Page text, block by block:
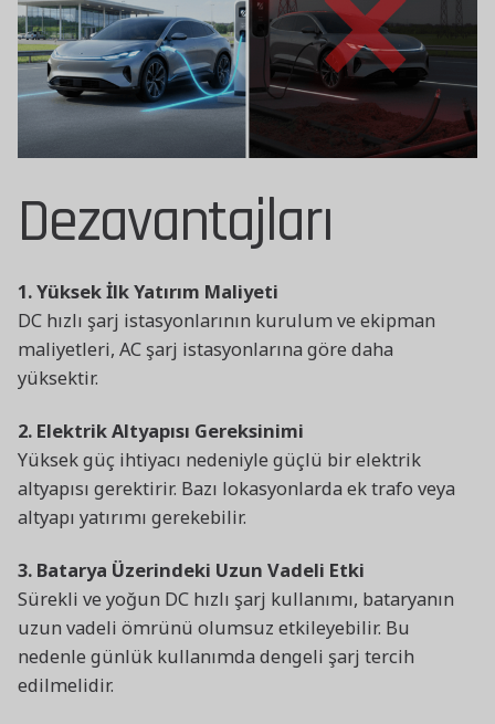
Dezavantajları
1. Yüksek İlk Yatırım Maliyeti
DC hızlı şarj istasyonlarının kurulum ve ekipman
maliyetleri, AC şarj istasyonlarına göre daha
yüksektir.
2. Elektrik Altyapısı Gereksinimi
Yüksek güç ihtiyacı nedeniyle güçlü bir elektrik
altyapısı gerektirir. Bazı lokasyonlarda ek trafo veya
altyapı yatırımı gerekebilir.
3. Batarya Üzerindeki Uzun Vadeli Etki
Sürekli ve yoğun DC hızlı şarj kullanımı, bataryanın
uzun vadeli ömrünü olumsuz etkileyebilir. Bu
nedenle günlük kullanımda dengeli şarj tercih
edilmelidir.